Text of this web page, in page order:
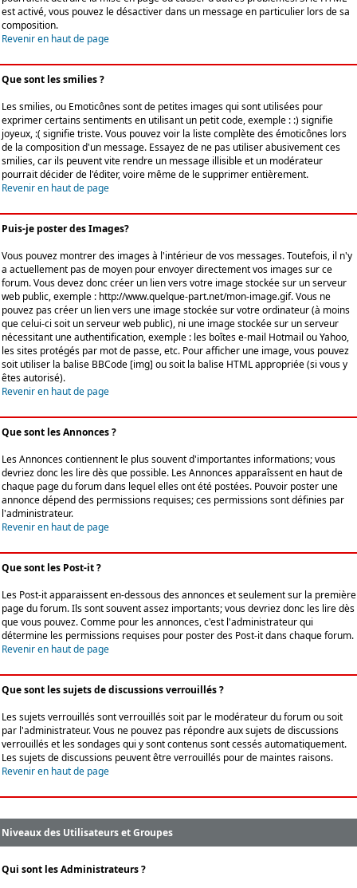
est activé, vous pouvez le désactiver dans un message en particulier lors de sa
composition.
Revenir en haut de page
Que sont les smilies ?
Les smilies, ou Emoticônes sont de petites images qui sont utilisées pour
exprimer certains sentiments en utilisant un petit code, exemple : :) signifie
joyeux, :( signifie triste. Vous pouvez voir la liste complète des émoticônes lors
de la composition d'un message. Essayez de ne pas utiliser abusivement ces
smilies, car ils peuvent vite rendre un message illisible et un modérateur
pourrait décider de l'éditer, voire même de le supprimer entièrement.
Revenir en haut de page
Puis-je poster des Images?
Vous pouvez montrer des images à l'intérieur de vos messages. Toutefois, il n'y
a actuellement pas de moyen pour envoyer directement vos images sur ce
forum. Vous devez donc créer un lien vers votre image stockée sur un serveur
web public, exemple : http://www.quelque-part.net/mon-image.gif. Vous ne
pouvez pas créer un lien vers une image stockée sur votre ordinateur (à moins
que celui-ci soit un serveur web public), ni une image stockée sur un serveur
nécessitant une authentification, exemple : les boîtes e-mail Hotmail ou Yahoo,
les sites protégés par mot de passe, etc. Pour afficher une image, vous pouvez
soit utiliser la balise BBCode [img] ou soit la balise HTML appropriée (si vous y
êtes autorisé).
Revenir en haut de page
Que sont les Annonces ?
Les Annonces contiennent le plus souvent d'importantes informations; vous
devriez donc les lire dès que possible. Les Annonces apparaîssent en haut de
chaque page du forum dans lequel elles ont été postées. Pouvoir poster une
annonce dépend des permissions requises; ces permissions sont définies par
l'administrateur.
Revenir en haut de page
Que sont les Post-it ?
Les Post-it apparaissent en-dessous des annonces et seulement sur la première
page du forum. Ils sont souvent assez importants; vous devriez donc les lire dès
que vous pouvez. Comme pour les annonces, c'est l'administrateur qui
détermine les permissions requises pour poster des Post-it dans chaque forum.
Revenir en haut de page
Que sont les sujets de discussions verrouillés ?
Les sujets verrouillés sont verrouillés soit par le modérateur du forum ou soit
par l'administrateur. Vous ne pouvez pas répondre aux sujets de discussions
verrouillés et les sondages qui y sont contenus sont cessés automatiquement.
Les sujets de discussions peuvent être verrouillés pour de maintes raisons.
Revenir en haut de page
Niveaux des Utilisateurs et Groupes
Qui sont les Administrateurs ?